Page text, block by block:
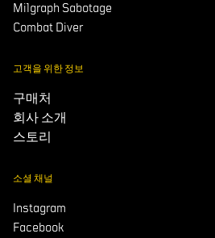
Milgraph Sabotage
Combat Diver
고객을 위한 정보
구매처
회사 소개
스토리
소셜 채널
Instagram
Facebook